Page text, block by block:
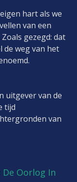
hart als we
van een
gezegd: dat
de weg van het
uitgever van de
tijd
van
De Oorlog In